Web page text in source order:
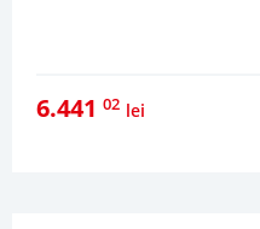
6.441 02 lei